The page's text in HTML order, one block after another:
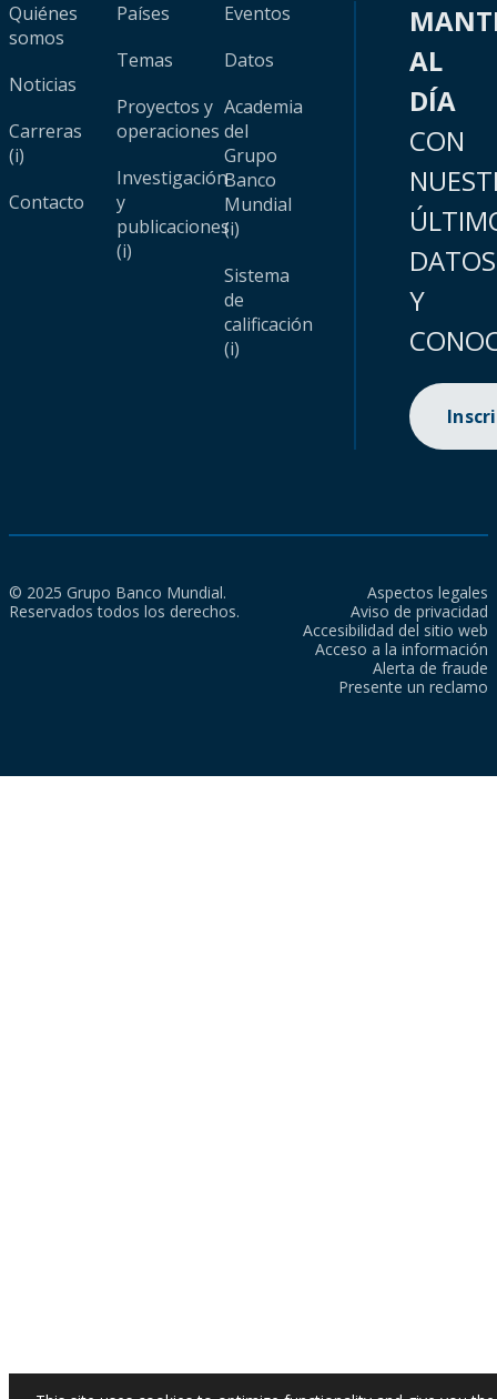
Quiénes
somos
Noticias
Carreras
(i)
Contacto
Países
Temas
Proyectos y
operaciones
Investigación
y
publicaciones
(i)
Eventos
Datos
Academia
del
Grupo
Banco
Mundial
(i)
Sistema
de
calificación
(i)
AL
DÍA
CON
DATOS
Y
© 2025 Grupo Banco Mundial.
Reservados todos los derechos.
Aspectos legales
Aviso de privacidad
Accesibilidad del sitio web
Acceso a la información
Alerta de fraude
Presente un reclamo